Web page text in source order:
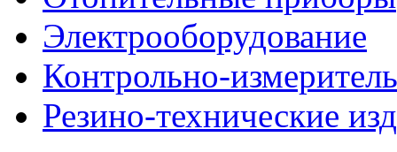
Электрооборудование
Контрольно-
Резино-технические